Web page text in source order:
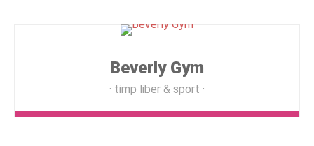
Beverly Gym
timp liber & sport